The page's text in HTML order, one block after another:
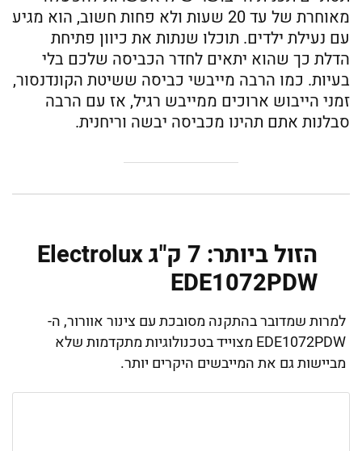
מאוחרת של עד 20 שעות ולא פחות חשוב, הוא מגיע
עם נעילת ילדים. תוכלו שנתות את כיוון פתיחת
הדלת כך שהוא יתאים לחדר הכביסה שלכם בלי
בעיות. כמו הרבה מייבשי כביסה ששיטת הקונדנסור,
זמני הייבוש ארוכים ממייבש רגיל, אז עם הרבה
סבלנות אתם תהינו מכביסה יבשה וריחנית.
הזול ביותר: ‏7 ‏ק"ג Electrolux
EDE1072PDW
למרות שמדובר בהתקנה מסובכת עם צינור אוורור, ה-
EDE1072PDW מצוייד בטכנולוגיות מתקדמות שלא
מביישות גם את המייבשים היקרים יותר.